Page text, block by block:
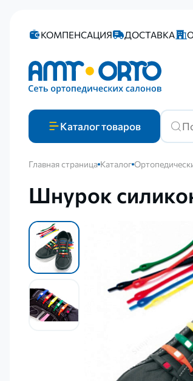
КОМПЕНСАЦИЯ ДОСТАВКА
Каталогтоваров
Главная страница Каталог
Шнурок